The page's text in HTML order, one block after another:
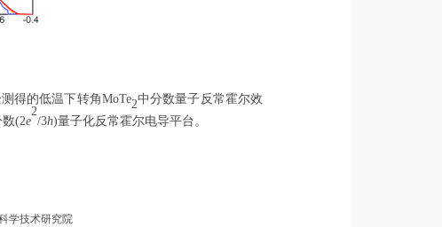
得的低温下转角MoTe2中分数量子反常霍尔效
数(2e
2
/3h)量子化反常霍尔电导平台。
学技术研究院